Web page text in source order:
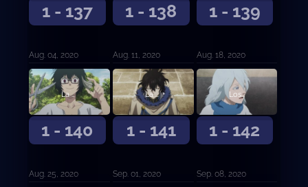
1 - 137
Aug. 04, 2020
1 - 138
Aug. 11, 2020
1 - 139
Aug. 18, 2020
1 - 140
La petición de Julius
Aug. 25, 2020
1 - 141
La familia dorada
Sep. 01, 2020
1 - 142
Los que se quedaron atrás
Sep. 08, 2020